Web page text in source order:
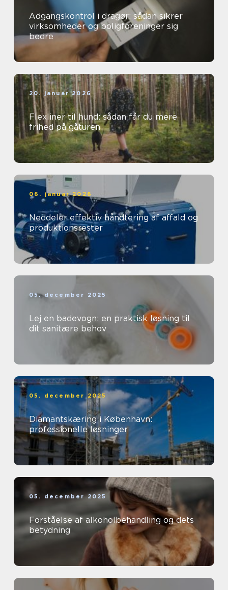
Adgangskontrol i dragør: sådan sikrer
virksomheder og boligforeninger sig
bedre
20. januar 2026
Flexliner til hund: sådan får du mere
frihed på gåturen
06. januar 2026
Neddeler effektiv håndtering af affald og
produktionsrester
05. december 2025
Lej en badevogn: en praktisk løsning til
dit sanitære behov
05. december 2025
Diamantskæring i København:
professionelle løsninger
05. december 2025
Forståelse af alkoholbehandling og dets
betydning